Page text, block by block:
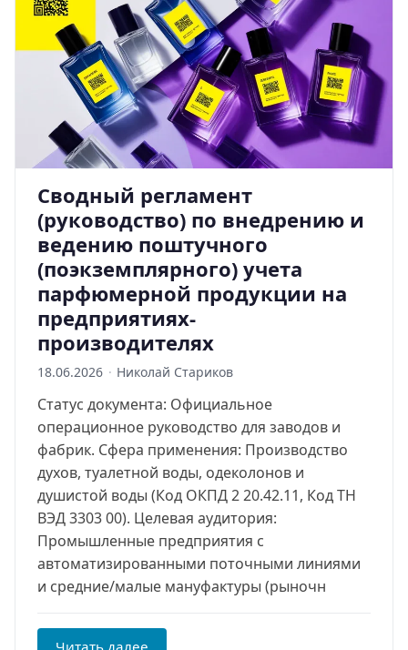
Сводный регламент
(руководство) по внедрению и
ведению поштучного
(поэкземплярного) учета
парфюмерной продукции на
предприятиях-
производителях
18.06.2026 · Николай Стариков
Статус документа: Официальное
операционное руководство для заводов и
фабрик. Сфера применения: Производство
духов, туалетной воды, одеколонов и
душистой воды (Код ОКПД 2 20.42.11, Код ТН
ВЭД 3303 00). Целевая аудитория:
Промышленные предприятия с
автоматизированными поточными линиями
и средние/малые мануфактуры (рыночн
Читать далее